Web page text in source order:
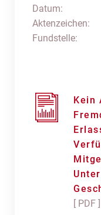
Datum:
Aktenzeichen:
Fundstelle:
Kein
[ PDF ]